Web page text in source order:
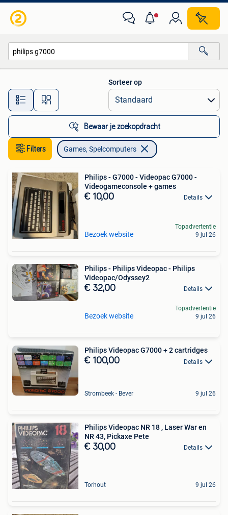
Alle afstanden…
Sorteer op
Bewaar je zoekopdracht
Filters Games, Spelcomputers
Philips - G7000 - Videopac G7000 -
Videogameconsole + games
€ 10,00 Details
Bezoek website
Topadvertentie
9 jul 26
Philips - Philips Videopac - Philips
Videopac/Odyssey2
€ 32,00 Details
Bezoek website
Topadvertentie
9 jul 26
Philips Videopac G7000 + 2 cartridges
€ 100,00 Details
Strombeek - Bever 9 jul 26
Philips Videopac NR 18 , Laser War en
NR 43, Pickaxe Pete
€ 30,00 Details
Torhout 9 jul 26